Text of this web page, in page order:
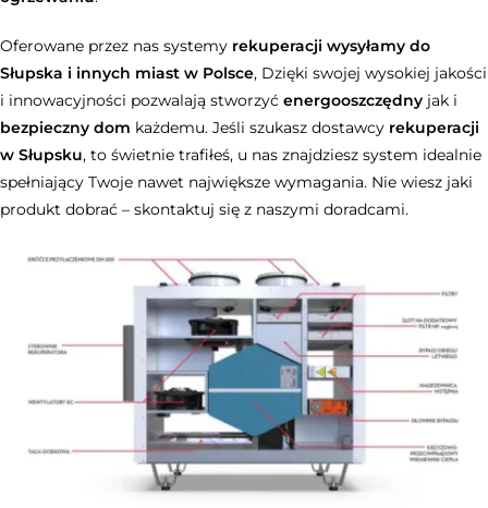
Oferowane przez nas systemy rekuperacji wysyłamy do
Słupska i innych miast w Polsce, Dzięki swojej wysokiej jakości
i innowacyjności pozwalają stworzyć energooszczędny jak i
bezpieczny dom każdemu. Jeśli szukasz dostawcy rekuperacji
w Słupsku, to świetnie trafiłeś, u nas znajdziesz system idealnie
spełniający Twoje nawet największe wymagania. Nie wiesz jaki
produkt dobrać – skontaktuj się z naszymi doradcami.